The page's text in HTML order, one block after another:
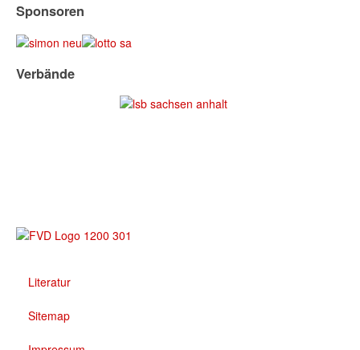
Sponsoren
Verbände
Literatur
Sitemap